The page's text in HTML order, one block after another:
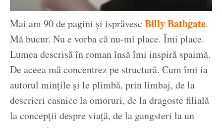
Mai am 90 de pagini și isprăvesc Billy Bathgate.
Mă bucur. Nu e vorba că nu-mi place. Îmi place.
Lumea descrisă în roman însă îmi inspiră spaimă.
De aceea mă concentrez pe structură. Cum îmi ia
autorul mințile și le plimbă, prin limbaj, de la
descrieri casnice la omoruri, de la dragoste filială
la concepții despre viață, de la gangsteri la un